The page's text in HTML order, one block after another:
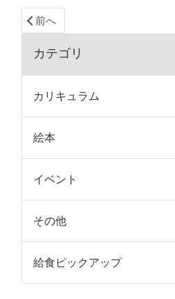
前へ
カテゴリ
カリキュラム
絵本
イベント
その他
給食ピックアップ